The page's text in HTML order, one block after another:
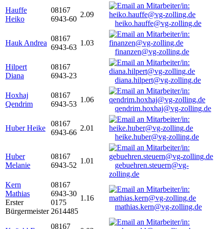
Hauffe
Heiko
08167
6943-60
2.09
heiko.hauffe@vg-zolling.de
Hauk Andrea
08167
6943-63
1.03
finanzen@vg-zolling.de
Hilpert
Diana
08167
6943-23
diana.hilpert@vg-zolling.de
Hoxhaj
Qendrim
08167
6943-53
1.06
qendrim.hoxhaj@vg-zolling.de
Huber Heike
08167
6943-66
2.01
heike.huber@vg-zolling.de
Huber
Melanie
08167
6943-52
1.01
gebuehren.steuern@vg-
zolling.de
Kern
Mathias
Erster
Bürgermeister
08167
6943-30
0175
2614485
1.16
mathias.kern@vg-zolling.de
08167